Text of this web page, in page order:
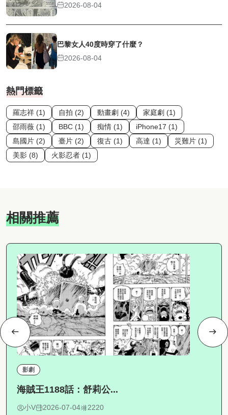
2026-08-04
巴黎女人40度時穿了什麼？
2026-08-04
熱門標籤
羅志祥 (1) 自拍 (2) 動畫劇 (4)
家庭劇 (1)
邵雨薇 (1)
BBC (1) 痴情 (1)
iPhone17 (1)
島國片 (2)
臺片 (2) 復古 (1) 高達 (1)
災難片 (1)
美影 (8)
火影忍者 (1)
相關推薦
影劇
海賊王1188話：舒莉公...
小V 2026-07-04 2220